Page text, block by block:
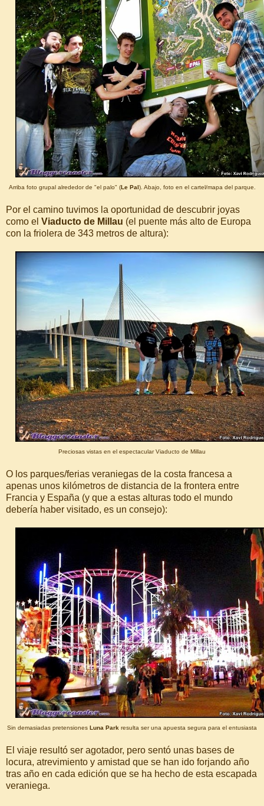
Arriba foto grupal alrededor de "el palo" (Le Pal). Abajo, foto en el cartel/mapa del parque.
Por el camino tuvimos la oportunidad de descubrir joyas
como el Viaducto de Millau (el puente más alto de Europa
con la friolera de 343 metros de altura):
Preciosas vistas en el espectacular Viaducto de Millau
O los parques/ferias veraniegas de la costa francesa a
apenas unos kilómetros de distancia de la frontera entre
Francia y España (y que a estas alturas todo el mundo
debería haber visitado, es un consejo):
Sin demasiadas pretensiones Luna Park resulta ser una apuesta segura para el entusiasta
El viaje resultó ser agotador, pero sentó unas bases de
locura, atrevimiento y amistad que se han ido forjando año
tras año en cada edición que se ha hecho de esta escapada
veraniega.